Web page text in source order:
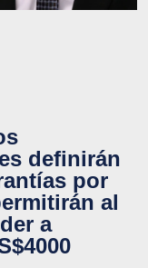
definirán
por
al
a